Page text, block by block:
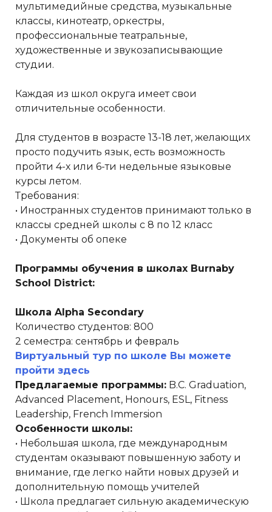
мультимедийные средства, музыкальные
классы, кинотеатр, оркестры,
профессиональные театральные,
художественные и звукозаписывающие
студии.
Каждая из школ округа имеет свои
отличительные особенности.
Для студентов в возрасте 13-18 лет, желающих
просто подучить язык, есть возможность
пройти 4-х или 6-ти недельные языковые
курсы летом.
Требования:
• Иностранных студентов принимают только в
классы средней школы с 8 по 12 класс
• Документы об опеке
Программы обучения в школах Burnaby
School District:
Школа Alpha Secondary
Количество студентов: 800
2 семестра: сентябрь и февраль
Виртуальный тур по школе Вы можете
пройти здесь
Предлагаемые программы: B.C. Graduation,
Advanced Placement, Honours, ESL, Fitness
Leadership, French Immersion
Особенности школы:
• Небольшая школа, где международным
студентам оказывают повышенную заботу и
внимание, где легко найти новых друзей и
дополнительную помощь учителей
• Школа предлагает сильную академическую